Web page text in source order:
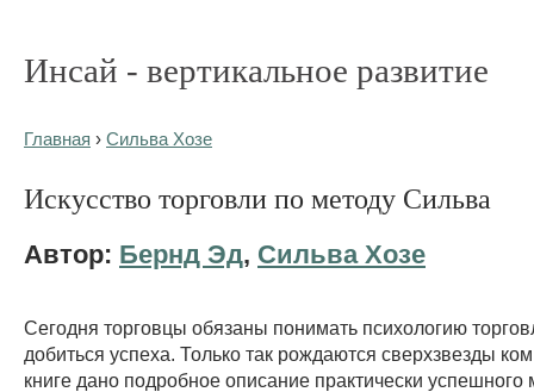
Инсай - вертикальное развитие
Главная › Сильва Хозе
Искусство торговли по методу Сильва
Автор: Бернд Эд, Сильва Хозе
Сегодня торговцы обязаны понимать психологию
добиться успеха. Только так рождаются сверхзвезды
книге дано подробное описание практически успешного